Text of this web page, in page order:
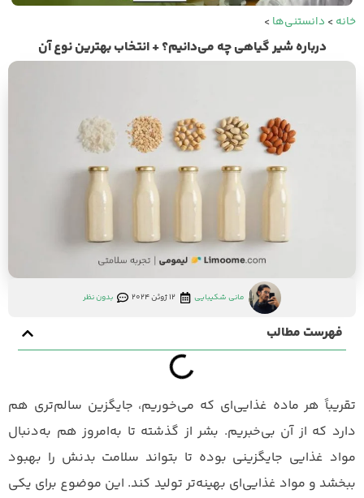
خانه> دانستنی‌ها>
درباره شیر گیاهی چه می‌دانیم؟ + انتخاب بهترین نوع آن
مانی شکیبایی 12 ژوئن 2024 بدون نظر
فهرست مطالب
تقریباً هر ماده غذایی‌ای که می‌خوریم، جایگزین سالم‌تری هم
دارد که از آن بی‌خبریم. بشر از گذشته تا به‌امروز هم به‌دنبال
مواد غذایی جایگزینی بوده تا بتواند سلامت بدنش را بهبود
ببخشد و مواد غذایی‌ای بهینه‌تر تولید کند. این موضوع برای یکی